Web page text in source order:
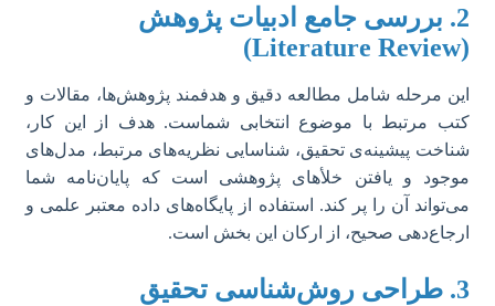
2. بررسی جامع ادبیات پژوهش
(Literature Review)
این مرحله شامل مطالعه دقیق و هدفمند پژوهش‌ها، مقالات و
کتب مرتبط با موضوع انتخابی شماست. هدف از این کار،
شناخت پیشینه‌ی تحقیق، شناسایی نظریه‌های مرتبط، مدل‌های
موجود و یافتن خلأهای پژوهشی است که پایان‌نامه شما
می‌تواند آن را پر کند. استفاده از پایگاه‌های داده معتبر علمی و
ارجاع‌دهی صحیح، از ارکان این بخش است.
3. طراحی روش‌شناسی تحقیق